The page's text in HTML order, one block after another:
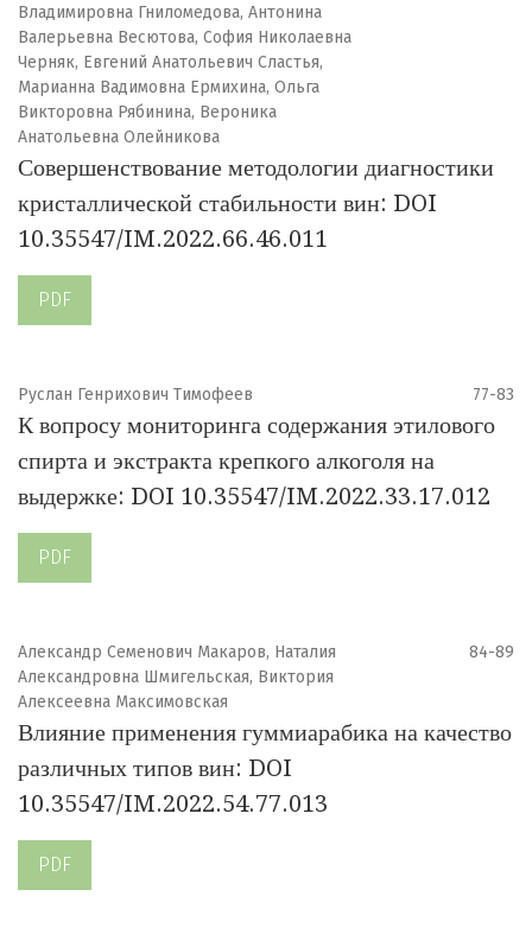
Владимировна Гниломедова, Антонина
Валерьевна Весютова, София Николаевна
Черняк, Евгений Анатольевич Сластья,
Марианна Вадимовна Ермихина, Ольга
Викторовна Рябинина, Вероника
Анатольевна Олейникова
Совершенствование методологии диагностики
кристаллической стабильности вин: DOI
10.35547/IM.2022.66.46.011
PDF
Руслан Генрихович Тимофеев 77-83
К вопросу мониторинга содержания этилового
спирта и экстракта крепкого алкоголя на
выдержке: DOI 10.35547/IM.2022.33.17.012
PDF
Александр Семенович Макаров, Наталия
Александровна Шмигельская, Виктория
Алексеевна Максимовская
84-89
Влияние применения гуммиарабика на качество
различных типов вин: DOI
10.35547/IM.2022.54.77.013
PDF